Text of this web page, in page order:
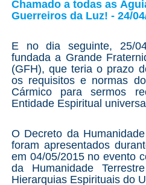
Chamado a todas as
Guerreiros da Luz! - 24/
E no dia seguinte, 25/
fundada a Grande
(GFH), que teria o prazo
os requisitos e normas
Cármico para sermos
Entidade Espiritual
O Decreto da
foram apresentados
em 04/05/2015 no evento
da Humanidade
Hierarquias Espirituais do